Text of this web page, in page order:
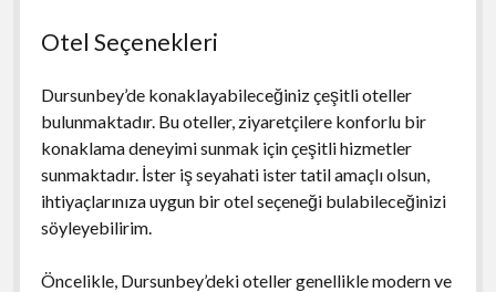
Otel Seçenekleri
Dursunbey’de konaklayabileceğiniz çeşitli oteller
bulunmaktadır. Bu oteller, ziyaretçilere konforlu bir
konaklama deneyimi sunmak için çeşitli hizmetler
sunmaktadır. İster iş seyahati ister tatil amaçlı olsun,
ihtiyaçlarınıza uygun bir otel seçeneği bulabileceğinizi
söyleyebilirim.
Öncelikle, Dursunbey’deki oteller genellikle modern ve